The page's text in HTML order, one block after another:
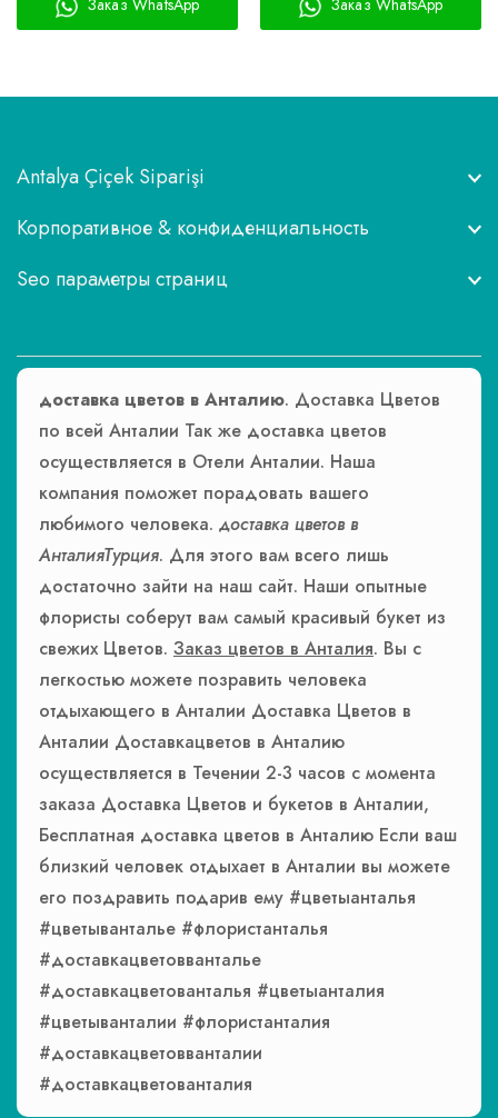
Заказ WhatsApp Заказ WhatsApp
Antalya Çiçek Siparişi
Корпоративное & конфиденциальность
Seo параметры страниц
доставка цветов в Анталию. Доставка Цветов
по всей Анталии Так же доставка цветов
осуществляется в Отели Анталии. Наша
компания поможет порадовать вашего
любимого человека. доставка цветов в
АнталияТурция. Для этого вам всего лишь
достаточно зайти на наш сайт. Наши опытные
флористы соберут вам самый красивый букет из
свежих Цветов. Заказ цветов в Анталия. Вы с
легкостью можете позравить человека
отдыхающего в Анталии Доставка Цветов в
Анталии Доставкацветов в Анталию
осуществляется в Течении 2-3 часов с момента
заказа Доставка Цветов и букетов в Анталии,
Бесплатная доставка цветов в Анталию Если ваш
близкий человек отдыхает в Анталии вы можете
его поздравить подарив ему #цветыанталья
#цветыванталье #флористанталья
#доставкацветовванталье
#доставкацветованталья #цветыанталия
#цветыванталии #флористанталия
#доставкацветовванталии
#доставкацветованталия